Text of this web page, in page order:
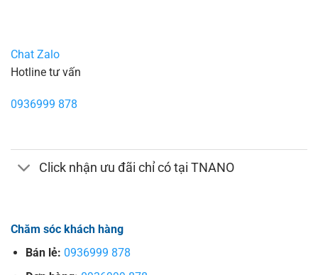
Chat Zalo
Hotline tư vấn
0936999 878
Click nhận ưu đãi chỉ có tại TNANO
Chăm sóc khách hàng
Bán lẻ: 0936999 878